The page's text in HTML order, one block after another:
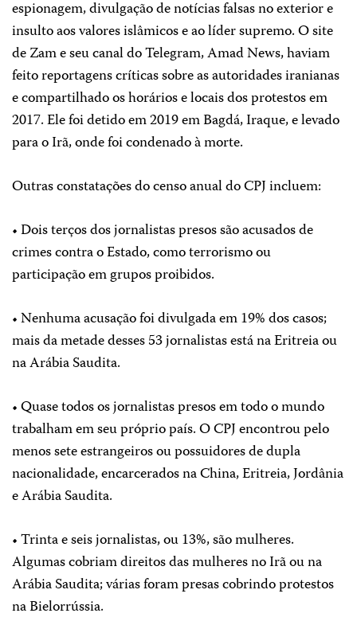
espionagem, divulgação de notícias falsas no exterior e
insulto aos valores islâmicos e ao líder supremo. O site
de Zam e seu canal do Telegram, Amad News, haviam
feito reportagens críticas sobre as autoridades iranianas
e compartilhado os horários e locais dos protestos em
2017. Ele foi detido em 2019 em Bagdá, Iraque, e levado
para o Irã, onde foi condenado à morte.
Outras constatações do censo anual do CPJ incluem:
• Dois terços dos jornalistas presos são acusados ​​de
crimes contra o Estado, como terrorismo ou
participação em grupos proibidos.
• Nenhuma acusação foi divulgada em 19% dos casos;
mais da metade desses 53 jornalistas está na Eritreia ou
na Arábia Saudita.
• Quase todos os jornalistas presos em todo o mundo
trabalham em seu próprio país. O CPJ encontrou pelo
menos sete estrangeiros ou possuidores de dupla
nacionalidade, encarcerados na China, Eritreia, Jordânia
e Arábia Saudita.
• Trinta e seis jornalistas, ou 13%, são mulheres.
Algumas cobriam direitos das mulheres no Irã ou na
Arábia Saudita; várias foram presas cobrindo protestos
na Bielorrússia.